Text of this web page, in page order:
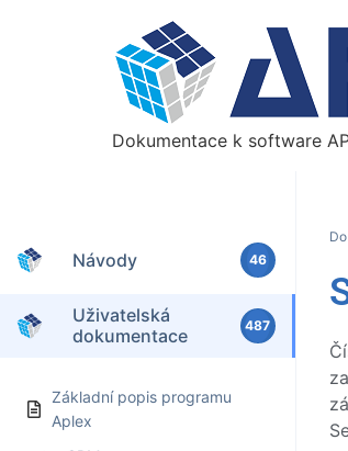
Dokumentace k software
Návody 46
Uživatelská
dokumentace
487
Základní popis programu
Aplex